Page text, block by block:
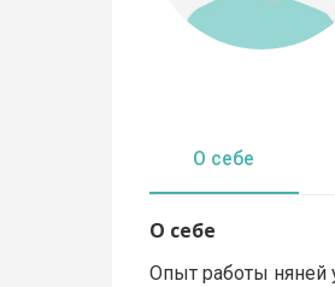
О себе
О себе
Опыт работы няней